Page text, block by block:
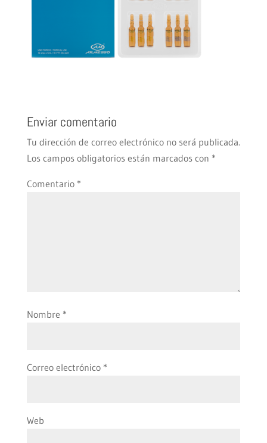
Enviar comentario
Tu dirección de correo electrónico no será publicada.
Los campos obligatorios están marcados con *
Comentario *
Nombre *
Correo electrónico *
Web